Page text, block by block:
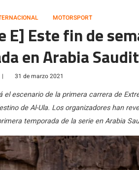
MOTORSPORT
E] Este fin de
en Arabia
| 31 de marzo 2021
el escenario de la primera carrera de
de Al-Ula. Los organizadores han
temporada de la serie en Arabia